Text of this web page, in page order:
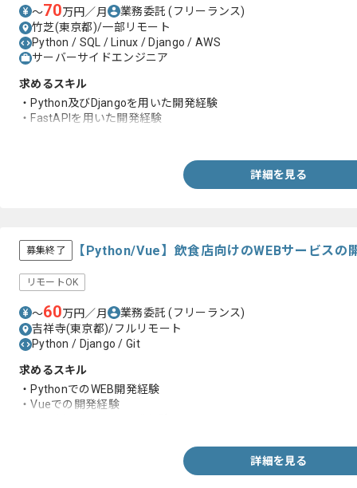
〜70万円／月 業務委託(フリーランス)
竹芝(東京都)/一部リモート
Python / SQL / Linux / Django / AWS
サーバーサイドエンジニア
求めるスキル
・Python及びDjangoを用いた開発経験
・FastAPIを用いた開発経験
詳細を見る
募集終了 【Python/Vue】飲食店向けのWEBサービスの
リモートOK
〜60万円／月 業務委託(フリーランス)
吉祥寺(東京都)/フルリモート
Python / Django / Git
求めるスキル
・PythonでのWEB開発経験
・Vueでの開発経験
詳細を見る